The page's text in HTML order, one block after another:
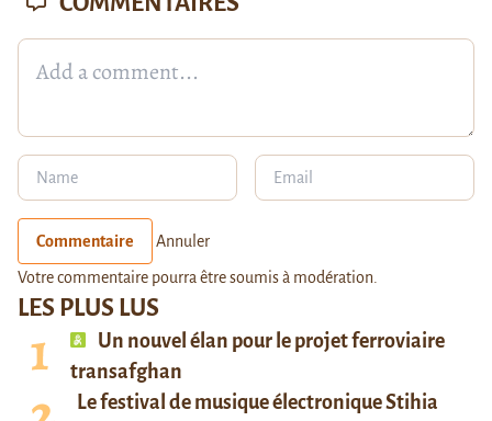
LES PLUS LUS
Un nouvel élan pour le projet ferroviaire
transafghan
Le festival de musique électronique Stihia
Commentaire Annuler
Votre commentaire pourra être soumis à modération.